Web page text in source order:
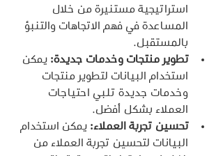
استراتيجية مستنيرة من خلال
المساعدة في فهم الاتجاهات والتنبؤ
بالمستقبل.
تطوير منتجات وخدمات جديدة: يمكن
استخدام البيانات لتطوير منتجات
وخدمات جديدة تلبي احتياجات
العملاء بشكل أفضل.
تحسين تجربة العملاء: يمكن استخدام
البيانات لتحسين تجربة العملاء من